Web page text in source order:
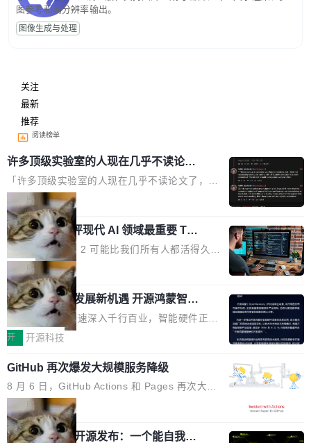
图参考和高分辨率输出。
图像生成与处理
关注
最新
推荐
阅读榜单
许多顶级实验室的人现在几乎不读论文
了
「许多顶级实验室的人现在几乎不读论文了，而
且他们认为 ICLR/ICML/NeurIPS 充斥着大量过
度宣传和欺诈。」 OpenAI 研究员 Keller Jorda
n 这条推文引发了广泛讨论。他不是在说风凉
话，他是说出了一个圈内人尽皆知但很少公开捅
破的事实。 Jordan 随后补充了一句软化声明：
「我不认为这些会议上大部分论文都在过度宣传
或造假。问题是，作为读者，如果你筛选出那些
看起来最令人兴奋的论文，那它们大部分都是过
度宣传的。」 这才是真正的痛点。不是所有论文
都有问题，是最吸引眼球的那批论文最有问题。
他引用的帖子来自 Mathew Shen，一位 ICLR 2
026 的读者：「看了篇 ...
局
xAI 前工程师评现代 AI 领域最重要 Top
3 开源项目
Flash Attention 2 可能比我们所有人都活得久。
这句话不是来自某个技术博客，而是出自 Hieu
Pham 的一条推文。Hieu Pham 是谁？他是 xAI
的早期工程师之一，在 Grok 训练基础设施团队
工作过。近日他在 X 上发了一条帖子，列出了他
认为现代 AI 领域最重要的三个开源项目。 第一
个名字毫无悬念：Flash Attention 2。 Hieu 的
理由很具体。FA 系列不需要解释，但 FA2 是他
认为最重要的一个——复杂度恰到好处，刚好能
驱动你去学 CuTe，但还没被那些"邪恶的" Hopp
er++ 优化所淹没，足够容易修改和适配。 更关
键的是 FA2 的持久性...
局
共商智能硬件发展新机遇 开源鸿蒙智能
硬件开发者日杭州站即将举行
随着万物智联加速深入千行百业，智能硬件正从
单点设备迈向智能化、网联化、协同化发展。作
鸿蒙通过统一技术底座和分布式能力，为不同类
型智能设备的开发、连接与互联提供关键支撑，
也为产业链企业探索产品创新与商业增长打开新
的空间。 8月14日，开源鸿蒙智能硬件开发者日
（OHDD：OpenHarmony Hardware Develope
开 开源科技
GitHub 再次爆发大规模服务降级
8 月 6 日，GitHub Actions 和 Pages 再次大规
模服务降级，Actions 完全不可用超过 5 小时，
webhook 停发，连自托管 runner 也因调度层故
障无法工作。Pages、Copilot code review、C
局
Prime Agent 开源发布：一个能自我改